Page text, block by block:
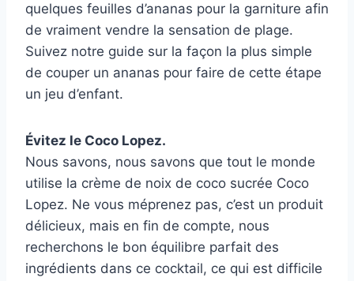
quelques feuilles d’ananas pour la garniture afin
de vraiment vendre la sensation de plage.
Suivez notre guide sur la façon la plus simple
de couper un ananas pour faire de cette étape
un jeu d’enfant.
Évitez le Coco Lopez.
Nous savons, nous savons que tout le monde
utilise la crème de noix de coco sucrée Coco
Lopez. Ne vous méprenez pas, c’est un produit
délicieux, mais en fin de compte, nous
recherchons le bon équilibre parfait des
ingrédients dans ce cocktail, ce qui est difficile